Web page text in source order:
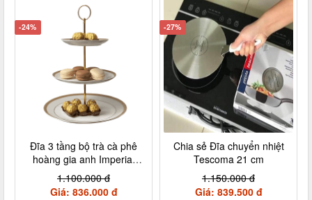
-24%
Đĩa 3 tầng bộ trà cà phê
hoàng gia anh Imperial
London size to
1.100.000 đ
Giá: 836.000 đ
-27%
Chia sẻ Đĩa chuyển nhiệt
Tescoma 21 cm
1.150.000 đ
Giá: 839.500 đ